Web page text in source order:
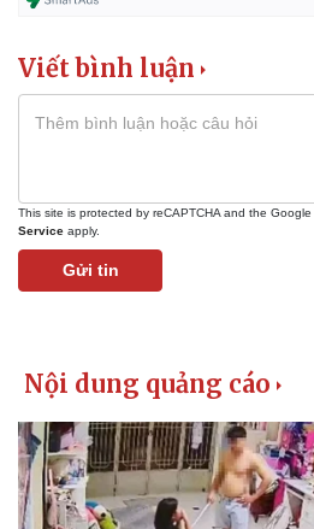
Tư vấn luật
Viết bình luận
This site is protected by reCAPTCHA and the Google
Service apply.
Gửi tin